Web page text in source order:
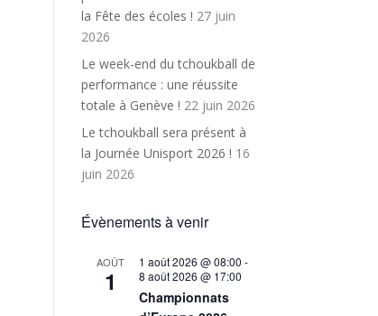
la Fête des écoles ! 27 juin
2026
Le week-end du tchoukball de
performance : une réussite
totale à Genève ! 22 juin 2026
Le tchoukball sera présent à
la Journée Unisport 2026 ! 16
juin 2026
Évènements à venir
AOÛT
1
1 août 2026 @ 08:00 -
8 août 2026 @ 17:00
Championnats